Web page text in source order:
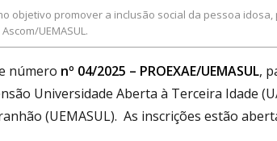
objetivo promover a inclusão social da pessoa
UEMASUL.
número nº 04/2025 – PROEXAE/UEMASUL,
Universidade Aberta à Terceira Idade
(UEMASUL). As inscrições estão